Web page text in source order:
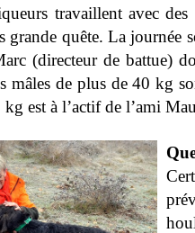
travaillent avec
grande quête. La journée
(directeur de battue)
mâles de plus de 40 kg
est à l’actif de l’ami